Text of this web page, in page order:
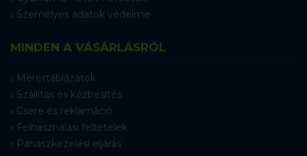
Személyes adatok védelme
MINDEN A VÁSÁRLÁSRÓL
Mérettáblázatok
Szállítás és kézbesítés
Csere és reklamáció
Felhasználási feltételek
Panaszkezelési eljárás